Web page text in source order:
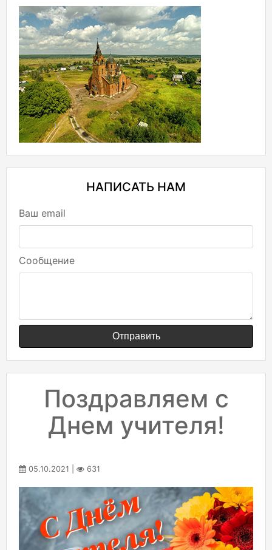
НАПИСАТЬ НАМ
Ваш email
Сообщение
Отправить
Поздравляем с
Днем учителя!
05.10.2021 | 631